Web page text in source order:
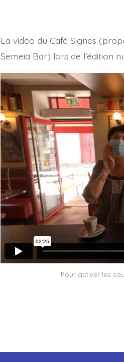
La vidéo du Café Signes
Semeia Bar) lors de l’édition
Pour activer les